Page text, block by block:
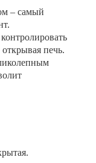
– самый
печь.